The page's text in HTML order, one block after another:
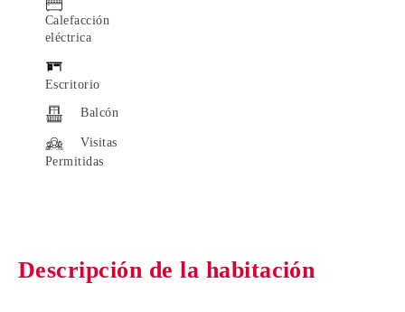
Calefacción
eléctrica
Escritorio
Balcón
Visitas
Permitidas
Descripción de la habitación